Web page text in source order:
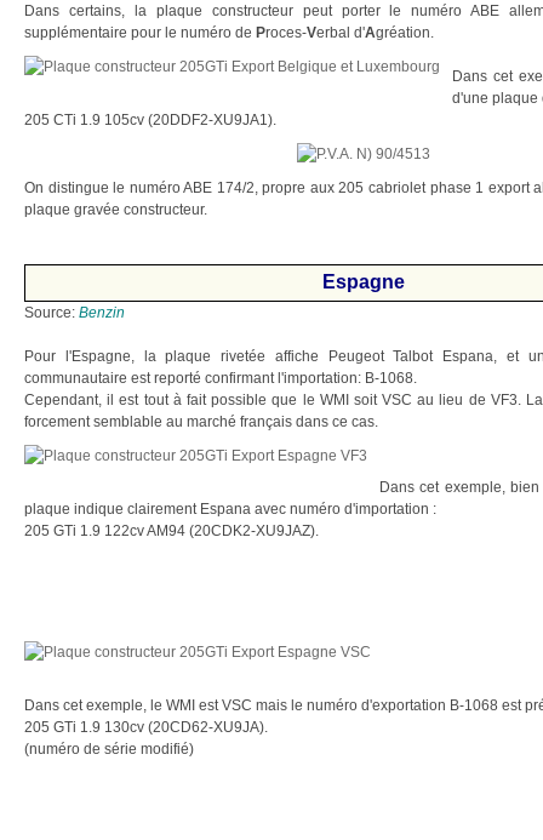
Dans certains, la plaque constructeur peut porter le numéro ABE
supplémentaire pour le numéro de Proces-Verbal d'Agréation.
Dans cet
d'une plaque
205 CTi 1.9 105cv (20DDF2-XU9JA1).
On distingue le numéro ABE 174/2, propre aux 205 cabriolet phase 1 export
plaque gravée constructeur.
Espagne
Source: Benzin
Pour l'Espagne, la plaque rivetée affiche Peugeot Talbot Espana, et
communautaire est reporté confirmant l'importation: B-1068.
Cependant, il est tout à fait possible que le WMI soit VSC au lieu de VF3.
forcement semblable au marché français dans ce cas.
Dans cet exemple,
plaque indique clairement Espana avec numéro d'importation :
205 GTi 1.9 122cv AM94 (20CDK2-XU9JAZ).
Dans cet exemple, le WMI est VSC mais le numéro d'exportation B-1068 est
205 GTi 1.9 130cv (20CD62-XU9JA).
(numéro de série modifié)